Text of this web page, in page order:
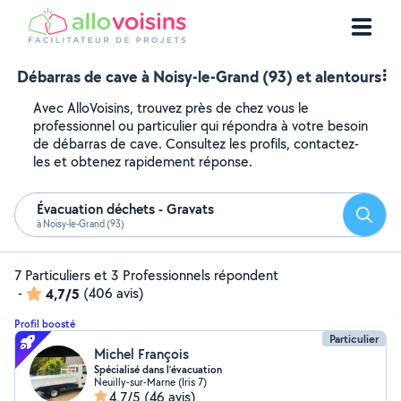
Débarras de cave à Noisy-le-Grand (93) et alentours
Avec AlloVoisins, trouvez près de chez vous le
professionnel ou particulier qui répondra à votre besoin
de débarras de cave. Consultez les profils, contactez-
les et obtenez rapidement réponse.
Évacuation déchets - Gravats
à Noisy-le-Grand (93)
7 Particuliers et 3 Professionnels répondent
-
4,7/5 (406 avis)
Profil boosté
Particulier
Michel François
Spécialisé dans l’évacuation
Neuilly-sur-Marne (Iris 7)
4,7/5 (46 avis)